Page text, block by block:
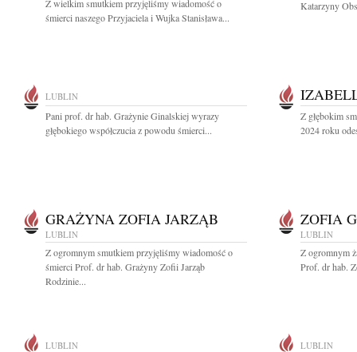
Z wielkim smutkiem przyjęliśmy wiadomość o
śmierci naszego Przyjaciela i Wujka Stanisława...
Katarzyny
LUBLIN
Pani prof. dr hab. Grażynie Ginalskiej wyrazy
głębokiego współczucia z powodu śmierci...
Z głębokim
2024 roku
GRAŻYNA ZOFIA JARZĄB
LUBLIN
Z ogromnym smutkiem przyjęliśmy wiadomość o
śmierci Prof. dr hab. Grażyny Zofii Jarząb
Rodzinie...
ZOFIA
LUBLIN
Z ogromnym
Prof. dr hab.
LUBLIN LUBLIN